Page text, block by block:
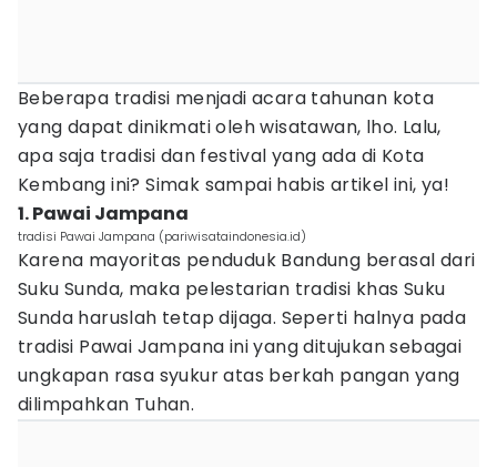
Beberapa tradisi menjadi acara tahunan kota
yang dapat dinikmati oleh wisatawan, lho. Lalu,
apa saja tradisi dan festival yang ada di Kota
Kembang ini? Simak sampai habis artikel ini, ya!
1. Pawai Jampana
tradisi Pawai Jampana (pariwisataindonesia.id)
Karena mayoritas penduduk Bandung berasal dari
Suku Sunda, maka pelestarian tradisi khas Suku
Sunda haruslah tetap dijaga. Seperti halnya pada
tradisi Pawai Jampana ini yang ditujukan sebagai
ungkapan rasa syukur atas berkah pangan yang
dilimpahkan Tuhan.